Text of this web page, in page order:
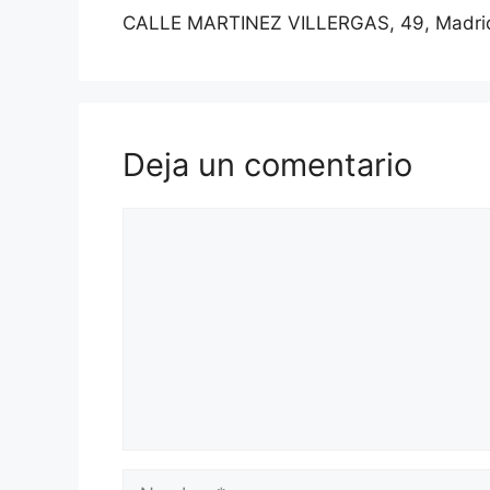
CALLE MARTINEZ VILLERGAS, 49,
Deja un comentario
Nombre